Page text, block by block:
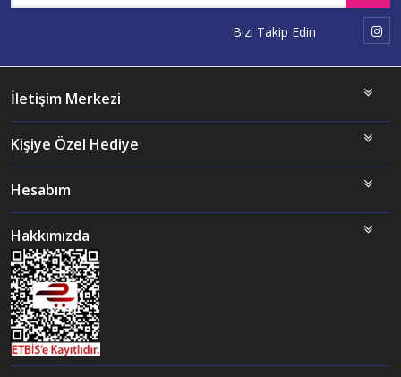
Bizi Takip Edin
İletişim Merkezi
Kişiye Özel Hediye
Hesabım
Hakkımızda